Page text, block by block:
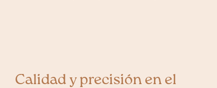
Calidad y precisión en el